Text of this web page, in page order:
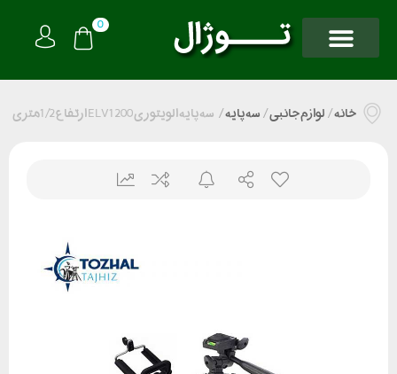
0
خانه/لوازم جانبی/سه پایه/ سه پایه الویتوری ELV1200 ارتفاع 1/2متری